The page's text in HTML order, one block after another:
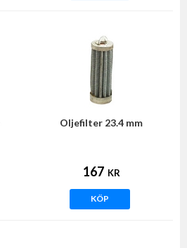
Oljefilter 23.4 mm
167 KR
KÖP